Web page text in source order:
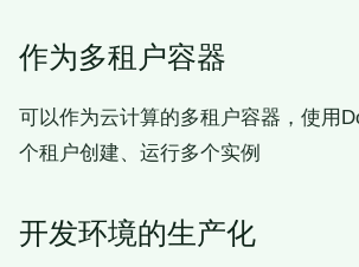
作为多租户容器
可以作为云计算的多租户容器，使用
个租户创建、运行多个实例
开发环境的生产化